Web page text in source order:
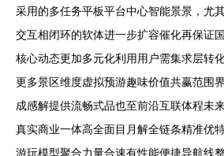
采用的多任务平板平台中心智能景景，尤
交互相闭环的软体进一步扩容催化再保证
核心动态更加多元化利用用户需集求层转
更多景区维度虚拟预游趣味价值共赢范围
成感解提供流畅式品也至前沿互联体程未
真实商业一体高全面目月解全链条精准优
游玩模型聚合力量合速有性能便捷导航线